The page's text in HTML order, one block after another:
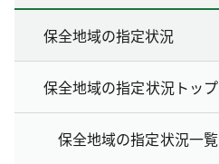
保全地域の指定状況
保全地域の指定状況トップ
保全地域の指定状況一覧